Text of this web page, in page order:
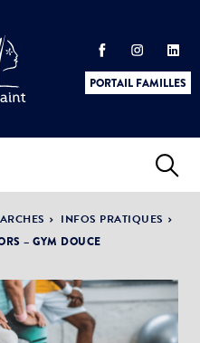
PORTAIL FAMILLES
ACTUALITÉS &
ÉVÈNEMENTS
DÉMOCRATIE
PARTICIPATIVE
INFOS PRATIQUES
– GYM DOUCE